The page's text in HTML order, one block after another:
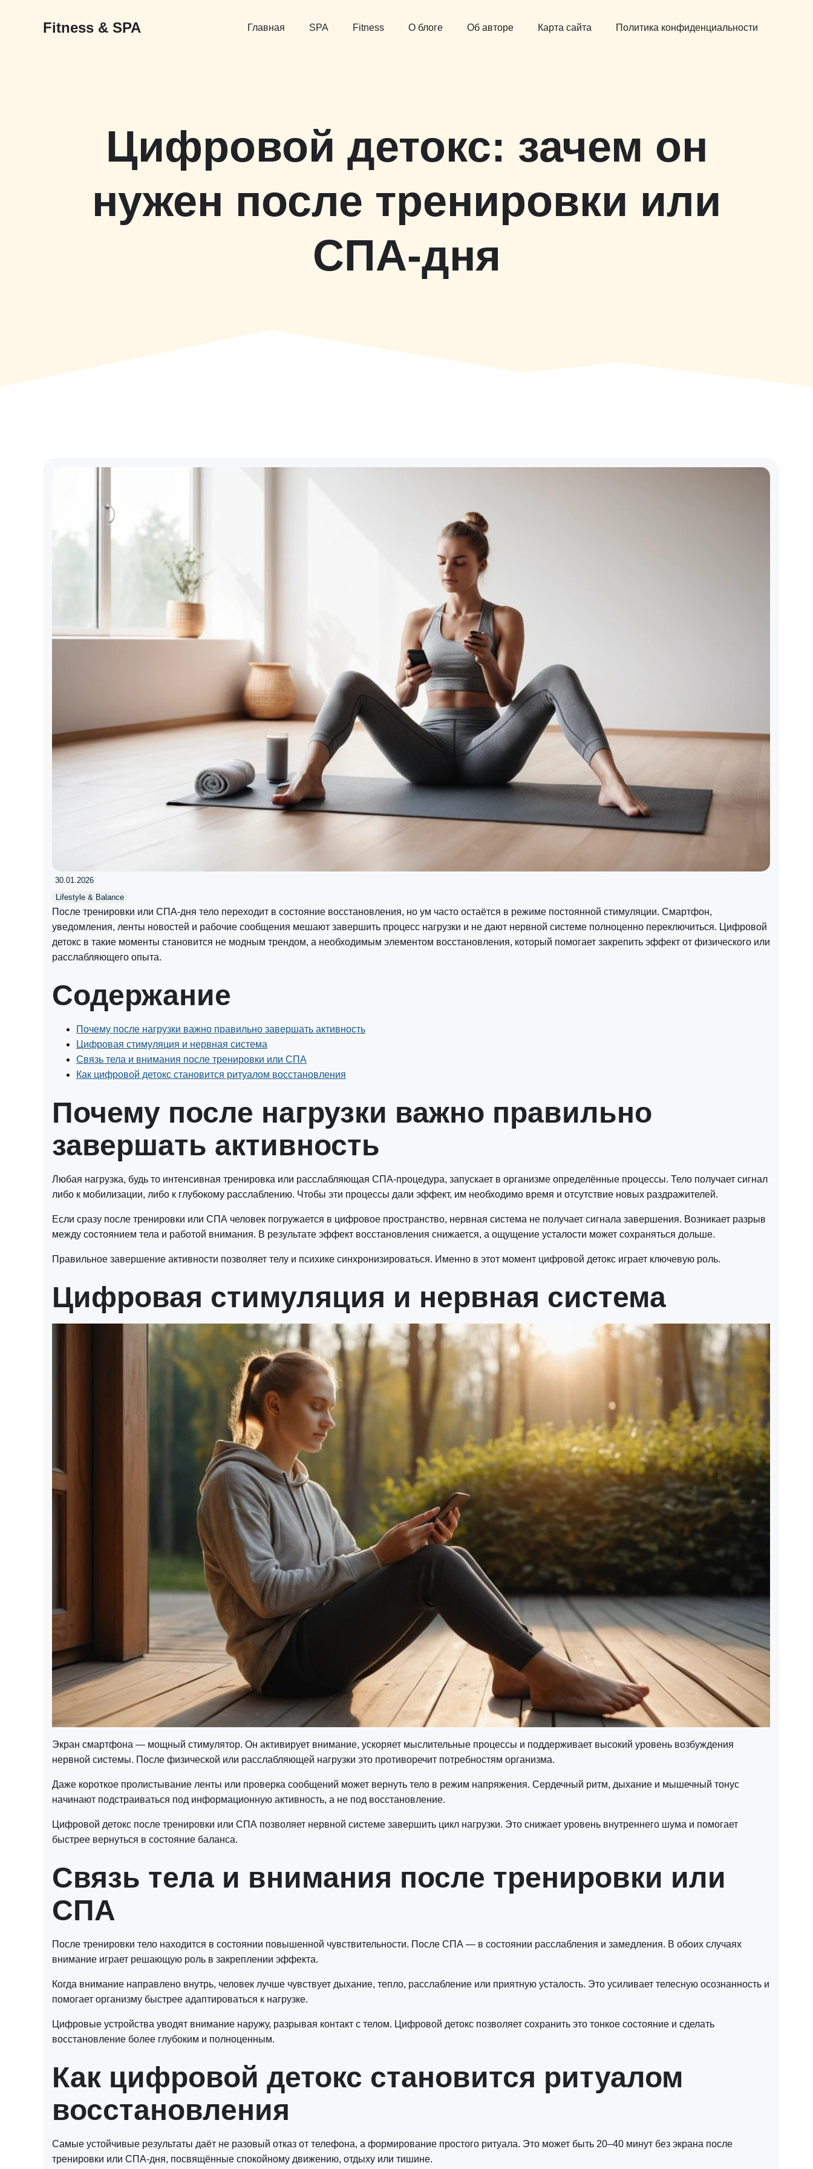
содержимомуFitness & SPA Главная SPA Fitness О блоге Об авторе Карта сайта Политика конфиденциальности
Цифровой детокс: зачем он
нужен после тренировки или
СПА-дня
30.01.2026
Lifestyle & Balance
После тренировки или СПА-дня тело переходит в состояние восстановления, но ум часто остаётся в режиме постоянной стимуляции. Смартфон,
уведомления, ленты новостей и рабочие сообщения мешают завершить процесс нагрузки и не дают нервной системе полноценно переключиться. Цифровой
детокс в такие моменты становится не модным трендом, а необходимым элементом восстановления, который помогает закрепить эффект от физического или
расслабляющего опыта.
Содержание
Почему после нагрузки важно правильно завершать активность
Цифровая стимуляция и нервная система
Связь тела и внимания после тренировки или СПА
Как цифровой детокс становится ритуалом восстановления
Почему после нагрузки важно правильно
завершать активность
Любая нагрузка, будь то интенсивная тренировка или расслабляющая СПА-процедура, запускает в организме определённые процессы. Тело получает сигнал
либо к мобилизации, либо к глубокому расслаблению. Чтобы эти процессы дали эффект, им необходимо время и отсутствие новых раздражителей.
Если сразу после тренировки или СПА человек погружается в цифровое пространство, нервная система не получает сигнала завершения. Возникает разрыв
между состоянием тела и работой внимания. В результате эффект восстановления снижается, а ощущение усталости может сохраняться дольше.
Правильное завершение активности позволяет телу и психике синхронизироваться. Именно в этот момент цифровой детокс играет ключевую роль.
Цифровая стимуляция и нервная система
Экран смартфона — мощный стимулятор. Он активирует внимание, ускоряет мыслительные процессы и поддерживает высокий уровень возбуждения
нервной системы. После физической или расслабляющей нагрузки это противоречит потребностям организма.
Даже короткое пролистывание ленты или проверка сообщений может вернуть тело в режим напряжения. Сердечный ритм, дыхание и мышечный тонус
начинают подстраиваться под информационную активность, а не под восстановление.
Цифровой детокс после тренировки или СПА позволяет нервной системе завершить цикл нагрузки. Это снижает уровень внутреннего шума и помогает
быстрее вернуться в состояние баланса.
Связь тела и внимания после тренировки или
СПА
После тренировки тело находится в состоянии повышенной чувствительности. После СПА — в состоянии расслабления и замедления. В обоих случаях
внимание играет решающую роль в закреплении эффекта.
Когда внимание направлено внутрь, человек лучше чувствует дыхание, тепло, расслабление или приятную усталость. Это усиливает телесную осознанность и
помогает организму быстрее адаптироваться к нагрузке.
Цифровые устройства уводят внимание наружу, разрывая контакт с телом. Цифровой детокс позволяет сохранить это тонкое состояние и сделать
восстановление более глубоким и полноценным.
Как цифровой детокс становится ритуалом
восстановления
Самые устойчивые результаты даёт не разовый отказ от телефона, а формирование простого ритуала. Это может быть 20–40 минут без экрана после
тренировки или СПА-дня, посвящённые спокойному движению, отдыху или тишине.